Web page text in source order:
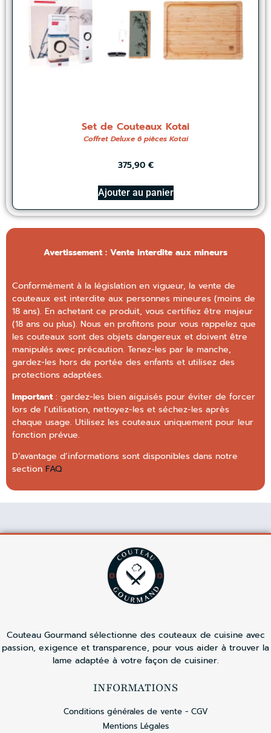
Set de Couteaux Kotai
Coffret Deluxe 6 pièces Kotai
375,90 €
Ajouter au panier
Avertissement : Vente interdite aux mineurs
Conformément à la législation en vigueur, la vente de
couteaux est interdite aux personnes mineures (moins de
18 ans). En achetant ce produit, vous certifiez être majeur
(18 ans ou plus). Nous en profitons pour vous rappelez que
les couteaux sont des objets dangereux et doivent être
manipulés avec précaution. Tenez-les par le manche,
gardez-les hors de portée des enfants et utilisez des
protections adaptées.
Important: gardez-les bien aiguisés pour éviter de forcer
lors de l’utilisation, nettoyez-les et séchez-les après
chaque usage. Utilisez les couteaux uniquement pour leur
fonction prévue.
D’avantage d’informations sont disponibles dans notre
section FAQ
Couteau Gourmand sélectionne des couteaux de cuisine avec
passion, exigence et transparence, pour vous aider à trouver la
lame adaptée à votre façon de cuisiner.
INFORMATIONS
Conditions générales de vente - CGV
Mentions Légales